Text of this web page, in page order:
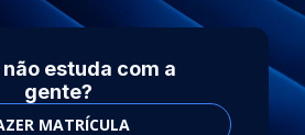
estuda com a
gente?
MATRÍCULA